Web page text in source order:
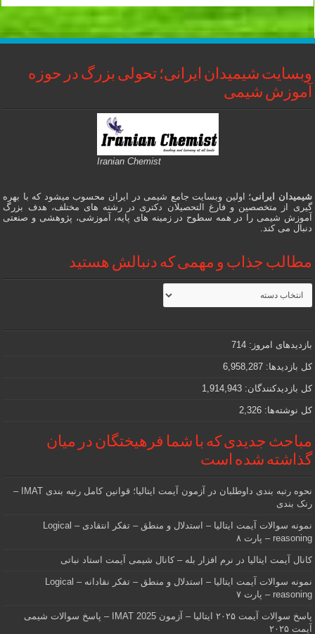
وبسایت شیمیدان ایرانی؛ تحولی بزرگ در حوزه
آموزش شیمی
Iranian Chemist
شیمیدان ایرانی؛ اولین وبسایت جامع شیمی در ایران محسوب میشود که با بهره
گیری از متخصصین و فارغ التحصیلان دکتری در رشته های مختلف، هدف بزرگ
آموزش شیمی را در همه سطوح در زمینه های پایه، آموزشی، پژوهشی و صنعتی
دنبال می کند.
مطالب جذاب و مهمی که دنبالش هستید
مطالب
جذاب
و
که
دنبالش
هستید
بازدیدهای امروز: 714
کل بازدیدها: 6,958,287
کل بازدیدکنند‌گان: 1,914,943
کل نوشته‌ها: 2,326
مباحث جدیدی که با شما فرهیختگان در میان
گذاشته شده است
نحوه رتبه بندی داوطلبان در آزمون آیمت ایتالیا؛ قوانین کامل رتبه بندی IMAT –
رنک بندی
نمونه سوالات آیمت ایتالیا – استدلال و منطق – تفکر انتقادی – Logical
reasoning – پارت ۸
کانال آیمت ایتالیا در نرم افزار بله – کانال شیمی آیمت استاد نباتی
نمونه سوالات آیمت ایتالیا – استدلال و منطق – تفکر نقادانه – Logical
reasoning – پارت ۷
پاسخ سوالات آیمت ۲۰۲۵ ایتالیا – آزمون IMAT 2025 – پاسخ سوالات شیمی
آیمت ۲۰۲۵